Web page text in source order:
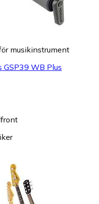
musikinstrument
GSP39 WB Plus